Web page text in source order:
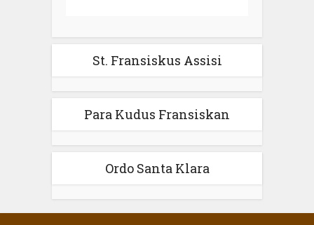
St. Fransiskus Assisi
Para Kudus Fransiskan
Ordo Santa Klara